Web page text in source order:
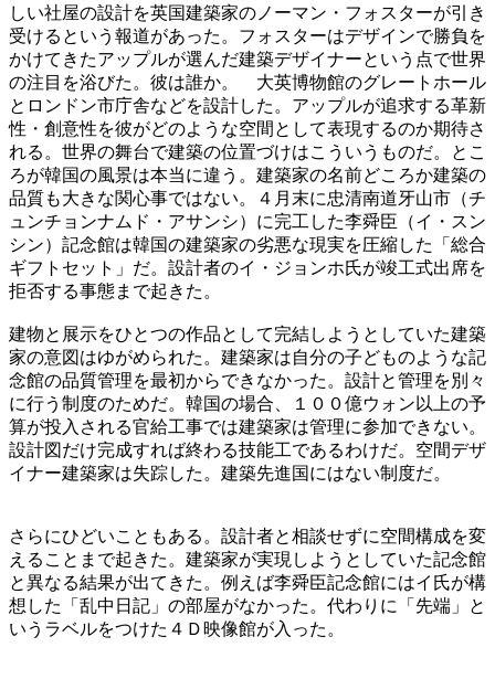
しい社屋の設計を英国建築家のノーマン・フォスターが引き
受けるという報道があった。フォスターはデザインで勝負を
かけてきたアップルが選んだ建築デザイナーという点で世界
の注目を浴びた。彼は誰か。 大英博物館のグレートホール
とロンドン市庁舎などを設計した。アップルが追求する革新
性・創意性を彼がどのような空間として表現するのか期待さ
れる。世界の舞台で建築の位置づけはこういうものだ。とこ
ろが韓国の風景は本当に違う。建築家の名前どころか建築の
品質も大きな関心事ではない。４月末に忠清南道牙山市（チ
ュンチョンナムド・アサンシ）に完工した李舜臣（イ・スン
シン）記念館は韓国の建築家の劣悪な現実を圧縮した「総合
ギフトセット」だ。設計者のイ・ジョンホ氏が竣工式出席を
拒否する事態まで起きた。
建物と展示をひとつの作品として完結しようとしていた建築
家の意図はゆがめられた。建築家は自分の子どものような記
念館の品質管理を最初からできなかった。設計と管理を別々
に行う制度のためだ。韓国の場合、１００億ウォン以上の予
算が投入される官給工事では建築家は管理に参加できない。
設計図だけ完成すれば終わる技能工であるわけだ。空間デザ
イナー建築家は失踪した。建築先進国にはない制度だ。
さらにひどいこともある。設計者と相談せずに空間構成を変
えることまで起きた。建築家が実現しようとしていた記念館
と異なる結果が出てきた。例えば李舜臣記念館にはイ氏が構
想した「乱中日記」の部屋がなかった。代わりに「先端」と
いうラベルをつけた４Ｄ映像館が入った。